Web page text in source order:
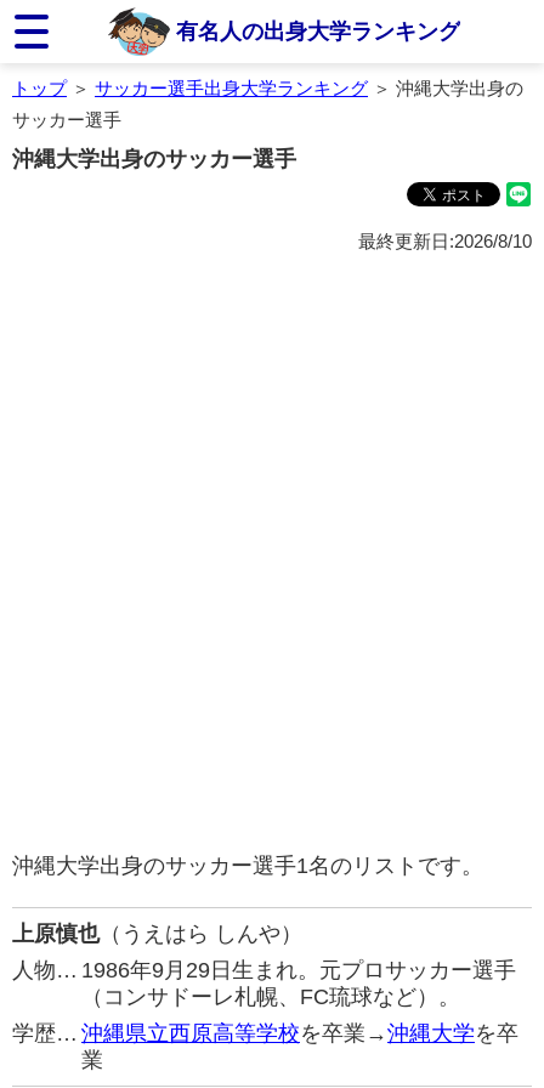
有名人の出身大学ランキング
トップ＞ サッカー選手出身大学ランキング ＞ 沖縄大学出身の
サッカー選手
沖縄大学出身のサッカー選手
最終更新日:2026/8/10
沖縄大学出身のサッカー選手1名のリストです。
上原慎也（うえはら しんや）
人物… 1986年9月29日生まれ。元プロサッカー選手
（コンサドーレ札幌、FC琉球など）。
学歴… 沖縄県立西原高等学校を卒業→沖縄大学を卒
業